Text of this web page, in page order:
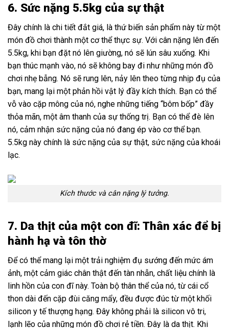
6. Sức nặng 5.5kg của sự thật
Đây chính là chi tiết đắt giá, là thứ biến sản phẩm này từ một
món đồ chơi thành một cơ thể thực sự. Với cân nặng lên đến
5.5kg, khi bạn đặt nó lên giường, nó sẽ lún sâu xuống. Khi
bạn thúc mạnh vào, nó sẽ không bay đi như những món đồ
chơi nhẹ bẫng. Nó sẽ rung lên, nảy lên theo từng nhịp đụ của
bạn, mang lại một phản hồi vật lý đầy kích thích. Bạn có thể
vỗ vào cặp mông của nó, nghe những tiếng “bôm bốp” đầy
thỏa mãn, một âm thanh của sự thống trị. Bạn có thể đè lên
nó, cảm nhận sức nặng của nó đang ép vào cơ thể bạn.
5.5kg này chính là sức nặng của sự thật, sức nặng của khoái
lạc.
Kích thước và cân nặng lý tưởng.
7. Da thịt của một con đĩ: Thân xác để bị
hành hạ và tôn thờ
Để có thể mang lại một trải nghiệm đụ sướng đến mức ám
ảnh, một cảm giác chân thật đến tàn nhẫn, chất liệu chính là
linh hồn của con đĩ này. Toàn bộ thân thể của nó, từ cái cổ
thon dài đến cặp đùi căng mẩy, đều được đúc từ một khối
silicon y tế thượng hạng. Đây không phải là silicon vô tri,
lạnh lẽo của những món đồ chơi rẻ tiền. Đây là da thịt. Khi